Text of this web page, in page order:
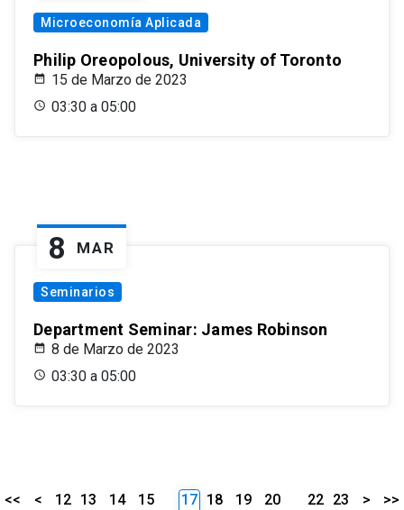
Microeconomía Aplicada
Philip Oreopolous, University of Toronto
15 de Marzo de 2023
03:30 a 05:00
8 MAR
Seminarios
Department Seminar: James Robinson
8 de Marzo de 2023
03:30 a 05:00
<< < 12 13 14
15
17 18 19
20
22 23 > >>